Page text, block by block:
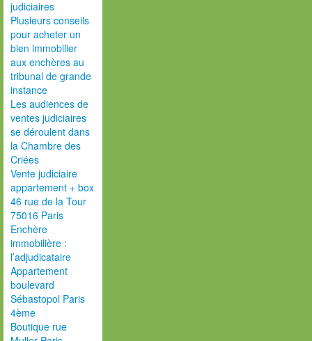
judiciaires
Plusieurs conseils
pour acheter un
bien immobilier
aux enchères au
tribunal de grande
instance
Les audiences de
ventes judiciaires
se déroulent dans
la Chambre des
Criées
Vente judiciaire
appartement + box
46 rue de la Tour
75016 Paris
Enchère
immobilière :
l’adjudicataire
Appartement
boulevard
Sébastopol Paris
4ème
Boutique rue